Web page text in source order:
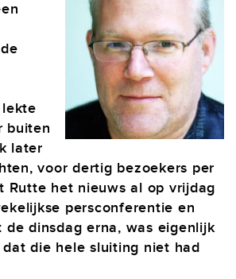
buiten
later
voor dertig bezoekers per
Rutte het nieuws al op vrijdag
persconferentie en
dinsdag erna, was eigenlijk
die hele sluiting niet had